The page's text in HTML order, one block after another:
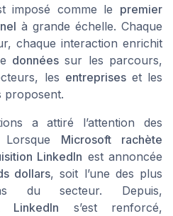
imposé comme le premier
à grande échelle. Chaque
chaque interaction enrichit
données sur les parcours,
les entrepriseset les
proposent.
a attiré l’attention des
Lorsque Microsoft rachète
LinkedIn est annoncée
dollars, soit l’une des plus
du secteur. Depuis,
LinkedIn s’est renforcé,